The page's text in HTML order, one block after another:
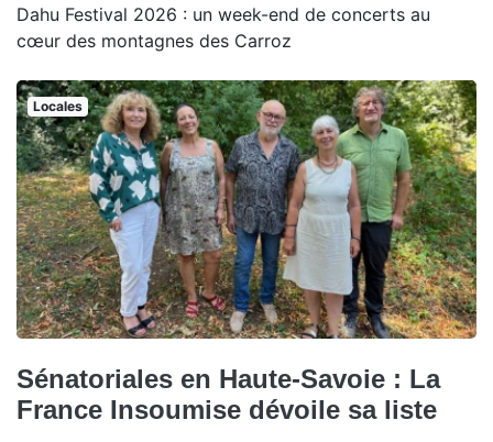
Dahu Festival 2026 : un week-end de concerts au
cœur des montagnes des Carroz
Locales
Sénatoriales en Haute-Savoie : La
France Insoumise dévoile sa liste